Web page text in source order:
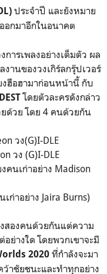
ประจำปี และยังหมาย
อกมาอีกในอนาคต
การเพลงอย่างเต็มตัว ผล
านของวงเกิร์ลกรุ๊ปเวอร์
งฮือฮามาก่อนหน้านี้ กับ
โดยตัวละครดังกล่าว
ด้วย โดย 4 คนด้วยกัน
วง(G)I-DLE
วง (G)I-DLE
คนเก่าอย่าง Madison
ก่าอย่าง Jaira Burns)
สองคนด้วยกันแต่ความ
ย่างใด โดยพวกเขาจะมี
2020 ที่กำลังจะมา
ว้าชัยชนะและทำทุกอย่าง